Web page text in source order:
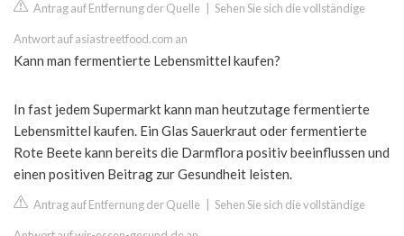
Antrag auf Entfernung der Quelle Sehen Sie sich die vollständige
Antwort auf asiastreetfood.com an
Kann man fermentierte Lebensmittel kaufen?
In fast jedem Supermarkt kann man heutzutage fermentierte
Lebensmittel kaufen. Ein Glas Sauerkraut oder fermentierte
Rote Beete kann bereits die Darmflora positiv beeinflussen und
einen positiven Beitrag zur Gesundheit leisten.
Antrag auf Entfernung der Quelle Sehen Sie sich die vollständige